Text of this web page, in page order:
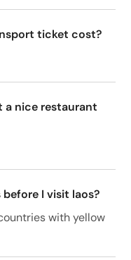
ticket cost?
a nice restaurant
I visit laos?
with yellow